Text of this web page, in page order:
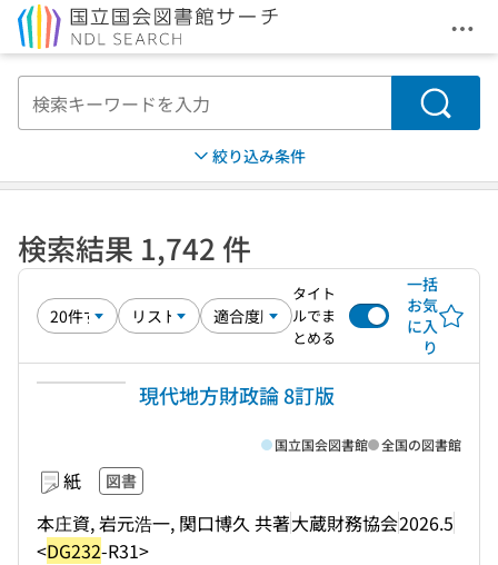
メ
検索
絞り込み条件
検索結果 1,742 件
タイト
ルでま
とめる
一括
お気
に入
り
現代地方財政論 8訂版
紙 図書
本庄資, 岩元浩一, 関口博久 共著大蔵財務協会2026.5
<DG232-R31>
国立国会図書館 全国の図書館